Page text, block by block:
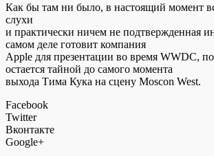
Как бы там ни было, в настоящий момент
слухи
и практически ничем не подтвержденная
самом деле готовит компания
Apple для презентации во время WWDC,
остается тайной до самого момента
выхода Тима Кука на сцену Moscon West.
Facebook
Twitter
Вконтакте
Google+